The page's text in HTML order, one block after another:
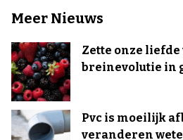
Meer Nieuws
Zette onze
breinevolutie in
Pvc is moeilijk
veranderen